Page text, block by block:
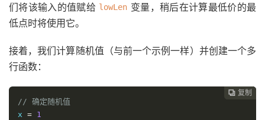
们将该输入的值赋给 lowLen 变量，稍后在计算最低价的最
低点时将使用它。
接着，我们计算随机值（与前一个示例一样）并创建一个多
行函数：
 复制
 复制
 复制
 复制
 复制
// 确定随机值
x = 1